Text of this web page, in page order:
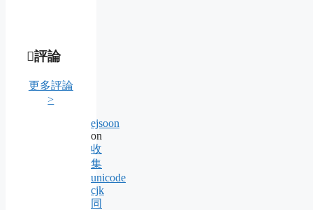
評論
更多評論
>
ejsoon
on
收
集
unicode
cjk
同